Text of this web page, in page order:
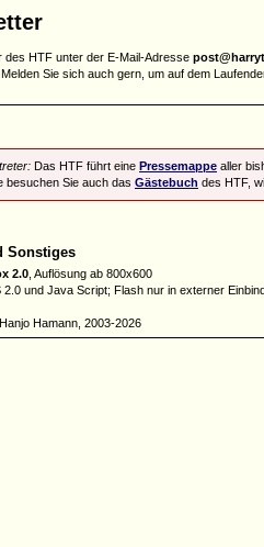
des HTF unter der E-Mail-Adresse
Sie sich auch gern, um auf dem
Das HTF führt eine Pressemappe aller
besuchen Sie auch das Gästebuch des HTF,
Sonstiges
2.0 , Auflösung ab 800x600
und Java Script; Flash nur in externer
Hamann, 2003-2026